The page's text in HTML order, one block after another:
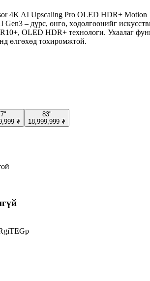
4K AI Upscaling Pro OLED HDR+ Motion
– дүрс, өнгө, хөдөлгөөнийг
OLED HDR+ технологи. Ухаалаг
өлгөхөд тохиромжтой.
₮
83"
18,999,999 ₮